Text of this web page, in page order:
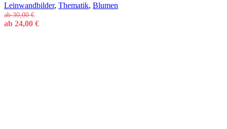
Leinwandbilder, Thematik, Blumen
ab30,00€
ab 24,00 €